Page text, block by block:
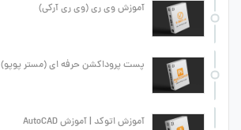
آموزش وی ری (وی ری آرکی)
پست پروداکشن حرفه ای (مستر پوپو)
آموزش اتوکد | آموزش AutoCAD